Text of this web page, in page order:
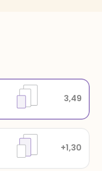
+1,30
3,49